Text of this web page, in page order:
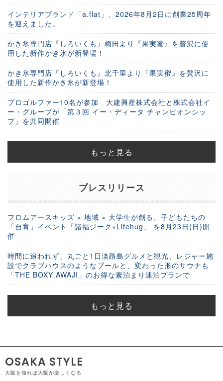
インテリアブランド「a.flat」、2026年8月2日に創業25周年
を迎えました。
かき氷専門店『しろいくも』梅田より『果実蜜』を贅沢に使
用した新作かき氷が新登場！
かき氷専門店『しろいくも』北千里より『果実蜜』を贅沢に
使用した新作かき氷が新登場！
プロゴルファー10名が参加 大建興産株式会社と株式会社イ
ー・グルーブが「第３回 イー・ディータ チャンピオンシッ
プ」を共同開催
もっと見る
プレスリリース
フロムアースキッズ × 地域 × 大学生が創る、子どもたちの
「自育」イベント「諸福ジーク×Lifehug」 を8月23日(日)開
催
時間に追われず、丸ごと1日淡路島グルメと観光、レジャー施
設でクラブハウスのようなプールと、変わった形のサウナも
「THE BOXY AWAJI」のお得な素泊まり連泊プランで
もっと見る
OSAKA STYLE
大阪を知れば大阪が楽しくなる